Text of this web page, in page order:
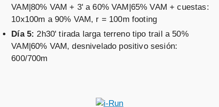
VAM|80% VAM + 3' a 60% VAM|65% VAM + cuestas:
10x100m a 90% VAM, r = 100m footing
Día 5: 2h30' tirada larga terreno tipo trail a 50%
VAM|60% VAM, desnivelado positivo sesión:
600/700m